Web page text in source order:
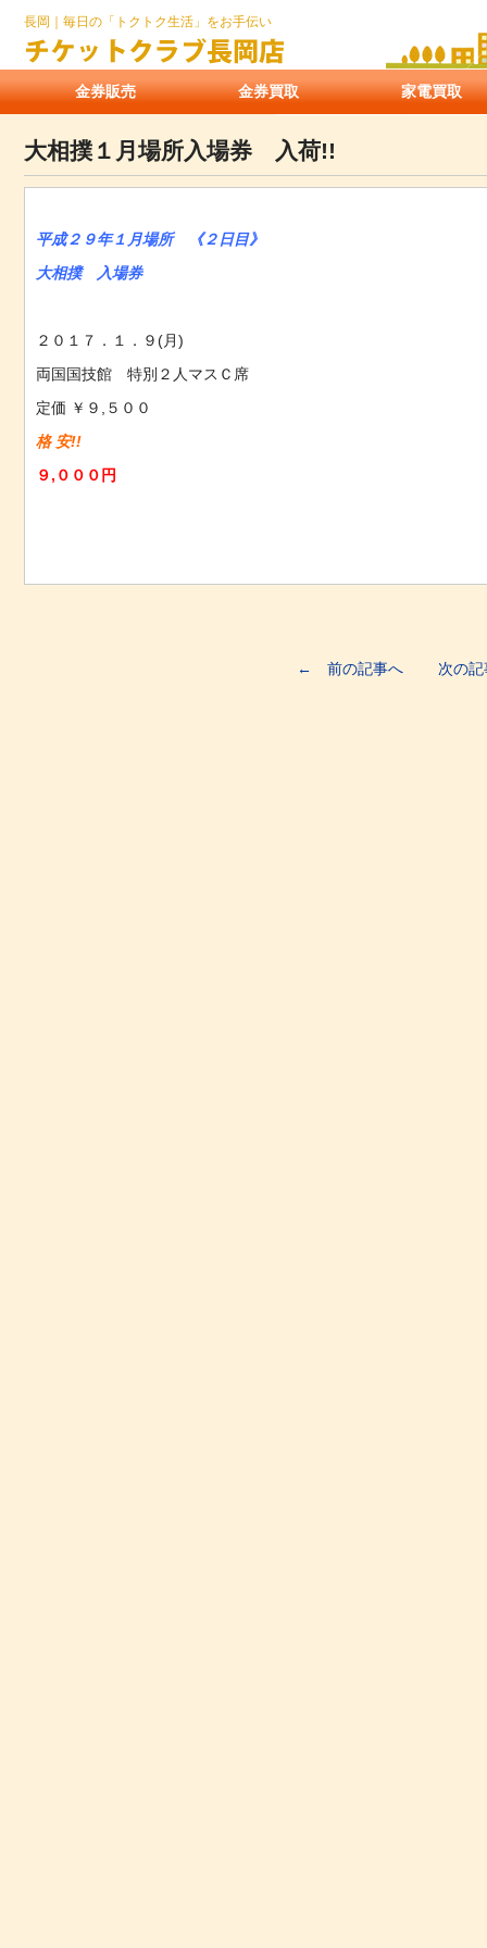
長岡｜毎日の「トクトク生活」をお手伝い
金券販売 金券買取 家電買取
大相撲１月場所入場券 入荷!!
平成２９年１月場所 《２日目》
大相撲 入場券
２０１７．１．９(月)
両国国技館 特別２人マスＣ席
定価 ￥９,５００
格 安!!
９,０００円
← 前の記事へ 次の